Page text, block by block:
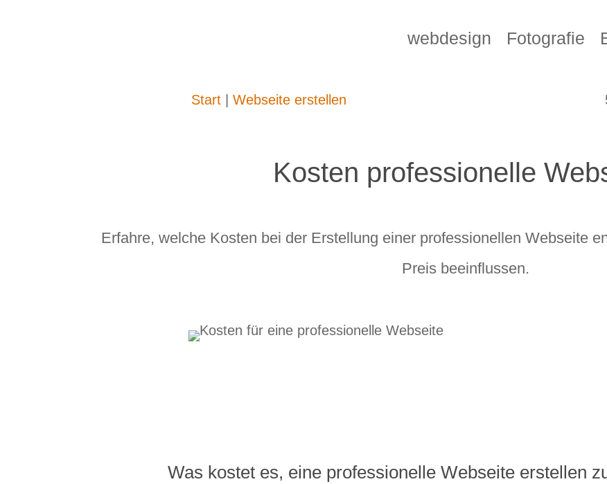
webdesign Fotografie
Start |Webseite erstellen
Kosten professionelle
Erfahre, welche Kosten bei der Erstellung einer professionellen Webseite
Preis beeinflussen.
Was kostet es, eine professionelle Webseite erstellen